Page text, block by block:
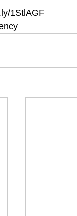
1StlAGF